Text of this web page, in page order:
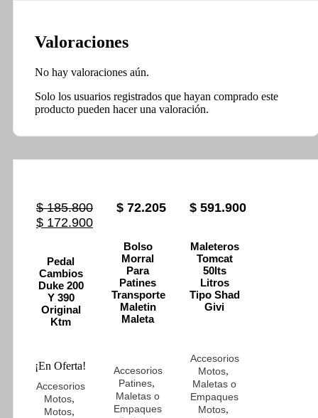
Valoraciones
No hay valoraciones aún.
Solo los usuarios registrados que hayan comprado este
producto pueden hacer una valoración.
$185.800
Original
$ 185.800.
$172.900Current
$ 172.900.
Pedal
Cambios
Duke 200
Y 390
Original
Ktm
¡En Oferta!
Accesorios
Motos,
Motos,
$ 72.205
Bolso
Morral
Para
Patines
Transporte
Maletin
Maleta
Accesorios
Patines,
Maletas o
Empaques
$ 591.900
Maleteros
Tomcat
50lts
Litros
Tipo Shad
Givi
Accesorios
Motos,
Maletas o
Empaques
Motos,